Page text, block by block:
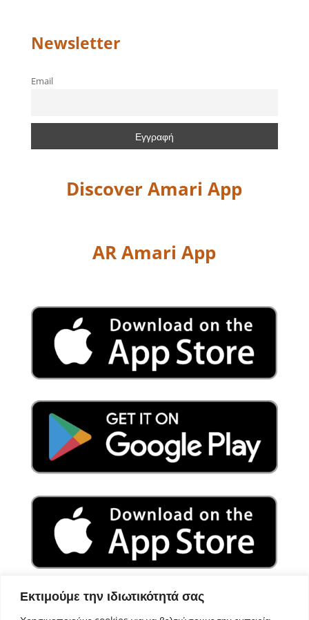
Εκτιμούμε την ιδιωτικότητά σας
Newsletter
Email
Discover Amari App
AR Amari App